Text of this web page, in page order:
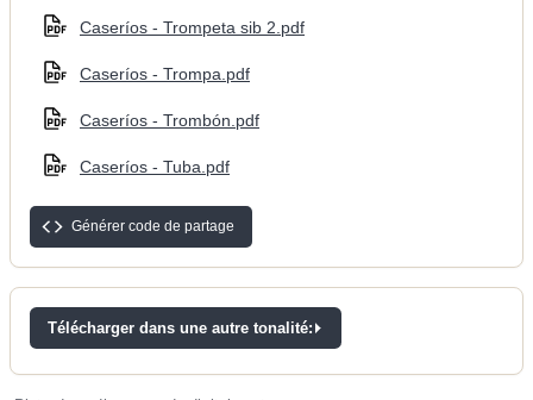
Caseríos - Trompeta sib 2.pdf
Caseríos - Trompa.pdf
Caseríos - Trombón.pdf
Caseríos - Tuba.pdf
Générer code de partage
Télécharger dans une autre tonalité: